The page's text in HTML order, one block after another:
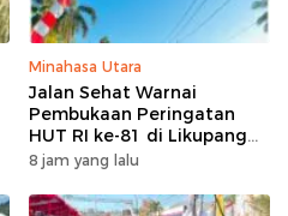
Minahasa Utara
Jalan Sehat Warnai
Pembukaan Peringatan
HUT RI ke-81 di Likupang
Barat
8 jam yang lalu